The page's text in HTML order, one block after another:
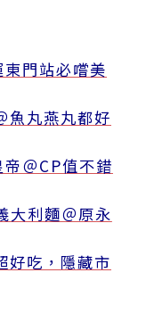
門站必嚐美
魚丸燕丸都好
＠CP值不錯
大利麵＠原永
好吃，隱藏市